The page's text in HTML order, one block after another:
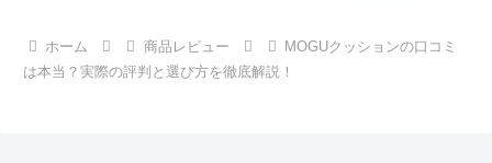
ホーム 商品レビュー
MOGUクッションの口コミ
は本当？実際の評判と選び方を徹底解説！